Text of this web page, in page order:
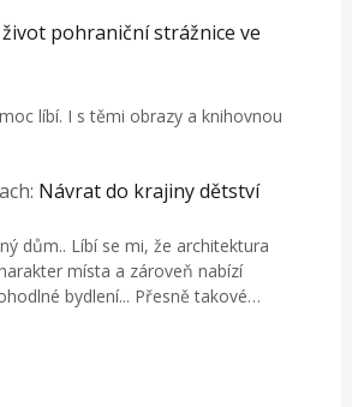
pohraniční strážnice ve
líbí. I s těmi obrazy a knihovnou
: Návrat do krajiny dětství
dům.. Líbí se mi, že architektura
místa a zároveň nabízí
bydlení... Přesně takové…